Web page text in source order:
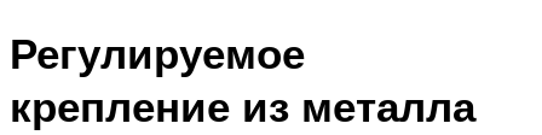
Регулируемое
крепление из металла